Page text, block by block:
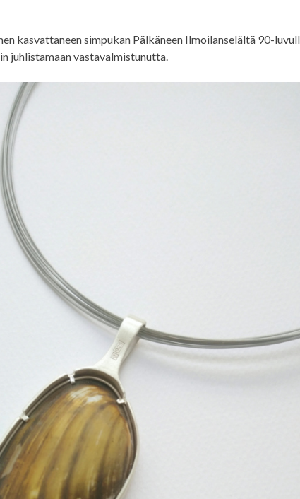
kasvattaneen simpukan Pälkäneen Ilmoilanselältä 90-
juhlistamaan vastavalmistunutta.